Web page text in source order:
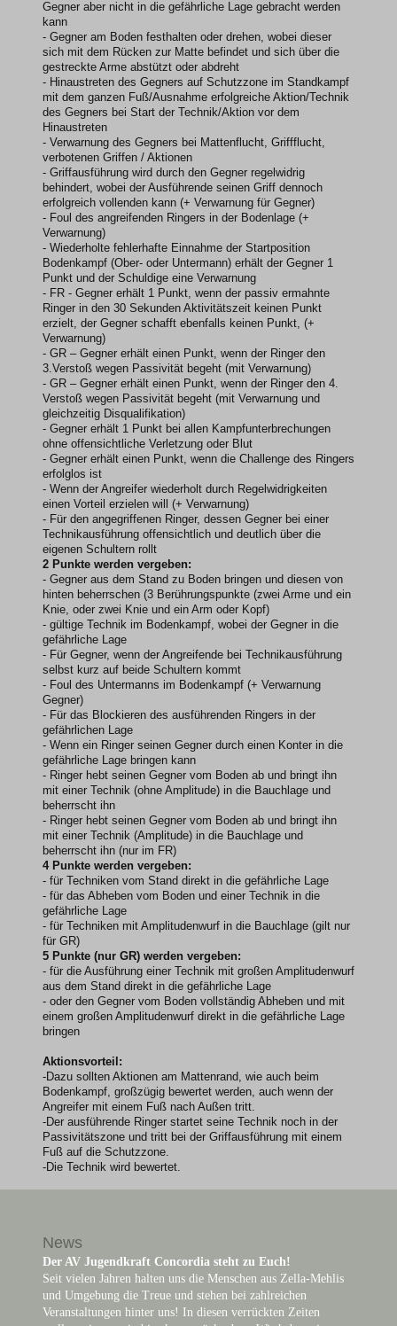
Gegner aber nicht in die gefährliche Lage gebracht werden
kann
- Gegner am Boden festhalten oder drehen, wobei dieser
sich mit dem Rücken zur Matte befindet und sich über die
gestreckte Arme abstützt oder abdreht
- Hinaustreten des Gegners auf Schutzzone im Standkampf
mit dem ganzen Fuß/Ausnahme erfolgreiche Aktion/Technik
des Gegners bei Start der Technik/Aktion vor dem
Hinaustreten
- Verwarnung des Gegners bei Mattenflucht, Griffflucht,
verbotenen Griffen / Aktionen
- Griffausführung wird durch den Gegner regelwidrig
behindert, wobei der Ausführende seinen Griff dennoch
erfolgreich vollenden kann (+ Verwarnung für Gegner)
- Foul des angreifenden Ringers in der Bodenlage (+
Verwarnung)
- Wiederholte fehlerhafte Einnahme der Startposition
Bodenkampf (Ober- oder Untermann) erhält der Gegner 1
Punkt und der Schuldige eine Verwarnung
- FR - Gegner erhält 1 Punkt, wenn der passiv ermahnte
Ringer in den 30 Sekunden Aktivitätszeit keinen Punkt
erzielt, der Gegner schafft ebenfalls keinen Punkt, (+
Verwarnung)
- GR – Gegner erhält einen Punkt, wenn der Ringer den
3.Verstoß wegen Passivität begeht (mit Verwarnung)
- GR – Gegner erhält einen Punkt, wenn der Ringer den 4.
Verstoß wegen Passivität begeht (mit Verwarnung und
gleichzeitig Disqualifikation)
- Gegner erhält 1 Punkt bei allen Kampfunterbrechungen
ohne offensichtliche Verletzung oder Blut
- Gegner erhält einen Punkt, wenn die Challenge des Ringers
erfolglos ist
- Wenn der Angreifer wiederholt durch Regelwidrigkeiten
einen Vorteil erzielen will (+ Verwarnung)
- Für den angegriffenen Ringer, dessen Gegner bei einer
Technikausführung offensichtlich und deutlich über die
eigenen Schultern rollt
2 Punkte werden vergeben:
- Gegner aus dem Stand zu Boden bringen und diesen von
hinten beherrschen (3 Berührungspunkte (zwei Arme und ein
Knie, oder zwei Knie und ein Arm oder Kopf)
- gültige Technik im Bodenkampf, wobei der Gegner in die
gefährliche Lage
- Für Gegner, wenn der Angreifende bei Technikausführung
selbst kurz auf beide Schultern kommt
- Foul des Untermanns im Bodenkampf (+ Verwarnung
Gegner)
- Für das Blockieren des ausführenden Ringers in der
gefährlichen Lage
- Wenn ein Ringer seinen Gegner durch einen Konter in die
gefährliche Lage bringen kann
- Ringer hebt seinen Gegner vom Boden ab und bringt ihn
mit einer Technik (ohne Amplitude) in die Bauchlage und
beherrscht ihn
- Ringer hebt seinen Gegner vom Boden ab und bringt ihn
mit einer Technik (Amplitude) in die Bauchlage und
beherrscht ihn (nur im FR)
4 Punkte werden vergeben:
- für Techniken vom Stand direkt in die gefährliche Lage
- für das Abheben vom Boden und einer Technik in die
gefährliche Lage
- für Techniken mit Amplitudenwurf in die Bauchlage (gilt nur
für GR)
5 Punkte (nur GR) werden vergeben:
- für die Ausführung einer Technik mit großen Amplitudenwurf
aus dem Stand direkt in die gefährliche Lage
- oder den Gegner vom Boden vollständig Abheben und mit
einem großen Amplitudenwurf direkt in die gefährliche Lage
bringen
Aktionsvorteil:
-Dazu sollten Aktionen am Mattenrand, wie auch beim
Bodenkampf, großzügig bewertet werden, auch wenn der
Angreifer mit einem Fuß nach Außen tritt.
-Der ausführende Ringer startet seine Technik noch in der
Passivitätszone und tritt bei der Griffausführung mit einem
Fuß auf die Schutzzone.
-Die Technik wird bewertet.
News
Der AV Jugendkraft Concordia steht zu Euch!
Seit vielen Jahren halten uns die Menschen aus Zella-Mehlis
und Umgebung die Treue und stehen bei zahlreichen
Veranstaltungen hinter uns! In diesen verrückten Zeiten